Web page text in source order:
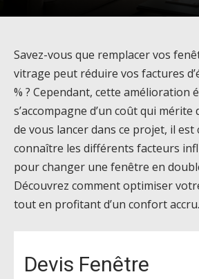
Savez-vous que remplacer vos
vitrage peut réduire vos factures
% ? Cependant, cette amélioration
s’accompagne d’un coût qui mérite
de vous lancer dans ce projet, il est
connaître les différents facteurs
pour changer une fenêtre en
Découvrez comment optimiser
tout en profitant d’un confort accru.
Devis Fenêtre